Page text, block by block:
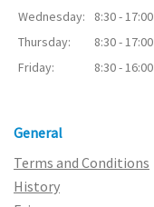
Wednesday:
8:30 - 17:00
Thursday:
8:30 - 17:00
Friday:
8:30 - 16:00
General
Terms and Conditions
History